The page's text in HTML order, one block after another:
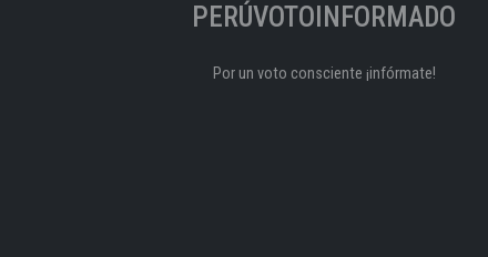
PERÚVOTOINFORMADO
Por un voto consciente ¡infórmate!